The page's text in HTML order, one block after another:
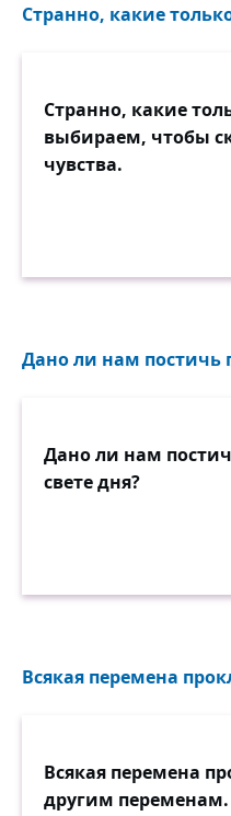
Странно, какие
Странно, какие
выбираем, чтобы
чувства.
Дано ли нам постичь
Дано ли нам
свете дня?
Всякая перемена
Всякая перемена
другим переменам.